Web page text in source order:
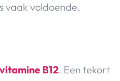
vaak voldoende.
vitamine B12. Een tekort